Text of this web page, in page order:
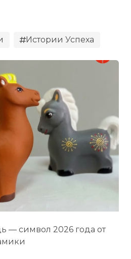
Истории Успеха
— символ 2026 года от